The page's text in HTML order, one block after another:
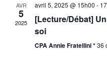
AVR
5
2025
avril 5, 2025 @ 15h00 -
[Lecture/Débat]
soi
CPA Annie Fratellini *36